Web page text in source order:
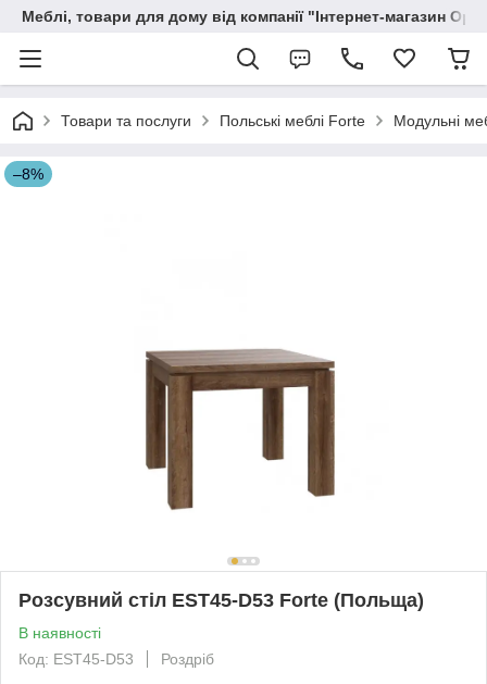
Меблі, товари для дому від компанії "Інтернет-магазин
Товари та послуги Польські меблі Forte Модульні
–8%
Розсувний стіл EST45-D53 Forte (Польща)
В наявності
Код: EST45-D53
Роздріб